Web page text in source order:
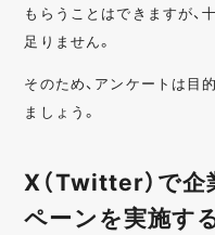
もらうことはできますが、
足りません。
そのため、アンケートは目
ましょう。
X（Twitter）で
ペーンを実施す